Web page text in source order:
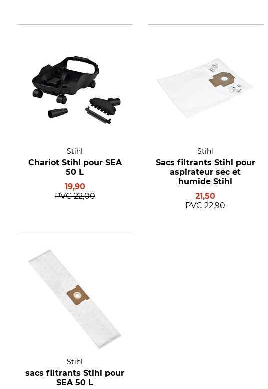
Stihl
Chariot Stihl pour SEA
50 L
19,90
PVC 22,00
Stihl
Sacs filtrants Stihl pour
aspirateur sec et
humide Stihl
21,50
PVC 22,90
Stihl
sacs filtrants Stihl pour
SEA 50 L